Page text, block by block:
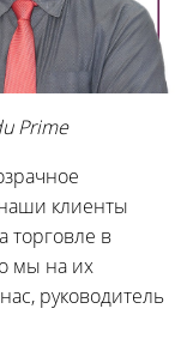
Prime
клиенты
торговле в
мы на их
руководитель